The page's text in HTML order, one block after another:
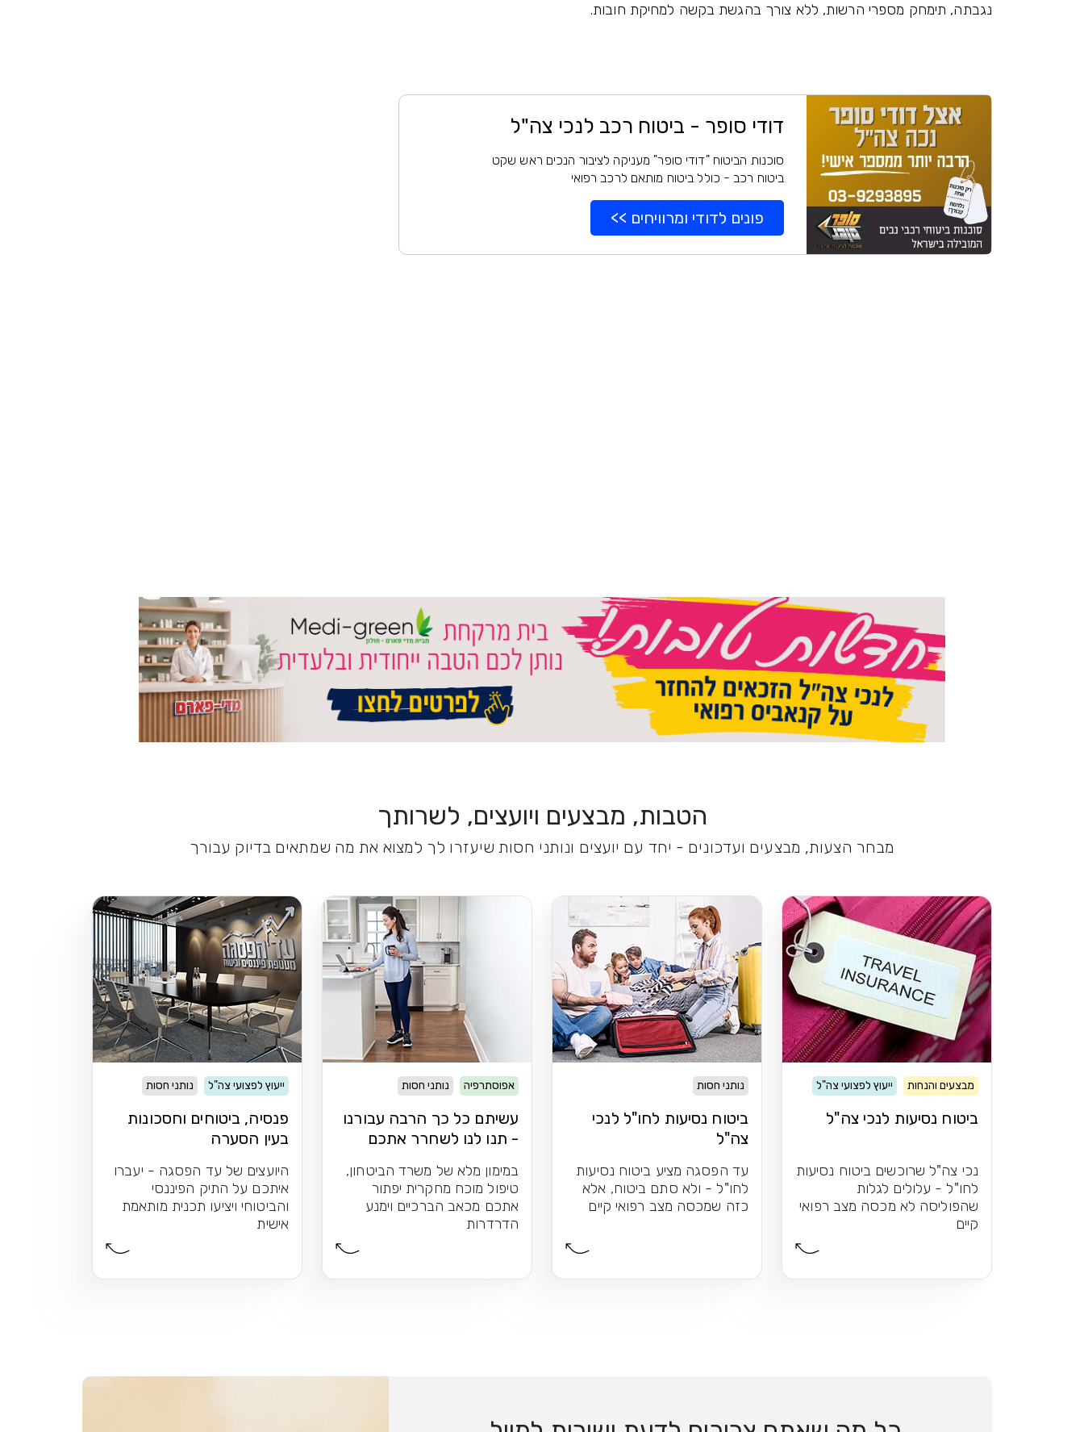
נגבתה, תימחק מספרי הרשות, ללא צורך בהגשת בקשה למחיקת חובות.
דודי סופר - ביטוח רכב לנכי צה"ל
סוכנות הביטוח "דודי סופר" מעניקה לציבור הנכים ראש שקט
ביטוח רכב - כולל ביטוח מותאם לרכב רפואי
פונים לדודי ומרוויחים >>
הטבות, מבצעים ויועצים, לשרותך
מבחר הצעות, מבצעים ועדכונים - יחד עם יועצים ונותני חסות שיעזרו לך למצוא את מה שמתאים בדיוק עבורך
מבצעים והנחות ייעוץ לפצועי צה"ל
ביטוח נסיעות לנכי צה"ל
נכי צה"ל שרוכשים ביטוח נסיעות
לחו"ל - עלולים לגלות
שהפוליסה לא מכסה מצב רפואי
קיים
נותני חסות
ביטוח נסיעות לחו"ל לנכי
צה"ל
עד הפסגה מציע ביטוח נסיעות
לחו"ל - ולא סתם ביטוח, אלא
כזה שמכסה מצב רפואי קיים
אפוסתרפיה נותני חסות
עשיתם כל כך הרבה עבורנו
- תנו לנו לשחרר אתכם
במימון מלא של משרד הביטחון,
טיפול מוכח מחקרית יפתור
אתכם מכאב הברכיים וימנע
הדרדרות
ייעוץ לפצועי צה"ל נותני חסות
פנסיה, ביטוחים וחסכונות
בעין הסערה
היועצים של עד הפסגה - יעברו
איתכם על התיק הפיננסי
והביטוחי ויציעו תכנית מותאמת
אישית